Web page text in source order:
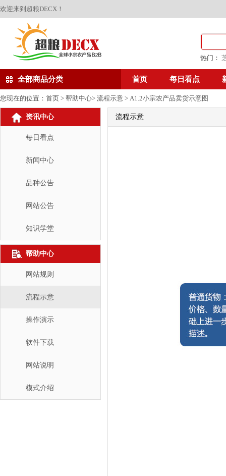
欢迎来到超粮DECX！
热门：
全部商品分类 首页 每日看点
您现在的位置： 首页 > 帮助中心> 流程示意 > A1.2小宗农产品卖货示意图
资讯中心
每日看点
新闻中心
品种公告
网站公告
知识学堂
帮助中心
网站规则
流程示意
操作演示
软件下载
网站说明
模式介绍
流程示意